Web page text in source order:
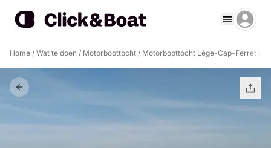
Home / Wat te doen / Motorboottocht / Motorboottocht Lège-Cap-Ferret